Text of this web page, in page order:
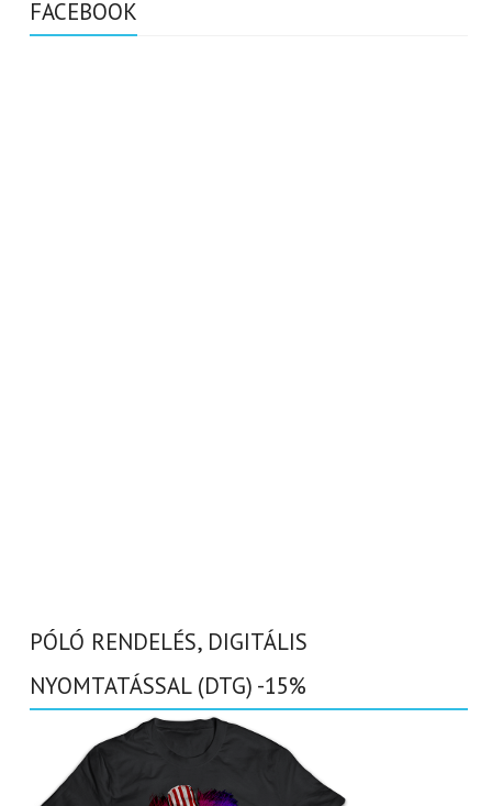
FACEBOOK
PÓLÓ RENDELÉS, DIGITÁLIS
NYOMTATÁSSAL (DTG) -15%